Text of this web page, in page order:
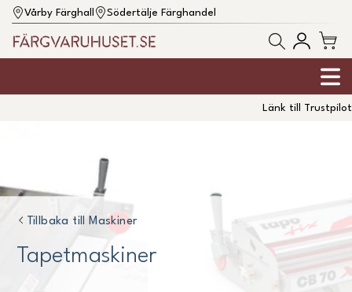
Vårby Färghall Södertälje Färghandel
Länk till Trustpilot
Tillbaka till Maskiner
Tapetmaskiner